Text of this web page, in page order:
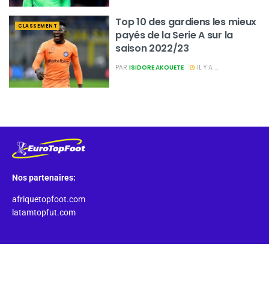
CLASSEMENT
Top 10 des gardiens les mieux
payés de la Serie A sur la
saison 2022/23
PAR ISIDORE AKOUETE IL Y A _
Nos partenaires:
afriquetopfoot.com
latamtopfut.com